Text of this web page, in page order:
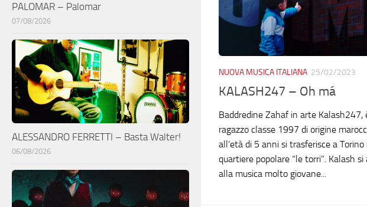
NUOVA MUSICA ITALIANA 25/02/2023
KALASH247 – Oh má
Baddredine Zahaf in arte Kalash247,
ragazzo classe 1997 di origine
all’età di 5 anni si trasferisce a Torino
quartiere popolare “le torri”. Kalash si
alla musica molto giovane...
PALOMAR – Palomar
07/08/2026
ALESSANDRO FERRETTI – Basta Walter!
06/08/2026